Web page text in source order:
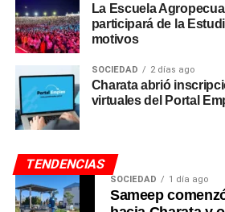
La Escuela
participará de la
motivos
SOCIEDAD 2 días ago
Charata abrió
virtuales del Portal
TENDENCIAS
SOCIEDAD 1 día ago
Sameep